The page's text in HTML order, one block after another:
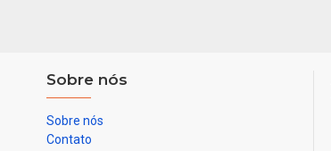
Sobre nós
Sobre nós
Contato